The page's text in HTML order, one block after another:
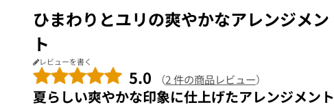
ひまわりとユリの爽やかなアレンジメン
ト
レビューを書く
5.0 （2 件の商品レビュー）
夏らしい爽やかな印象に仕上げたアレンジメント